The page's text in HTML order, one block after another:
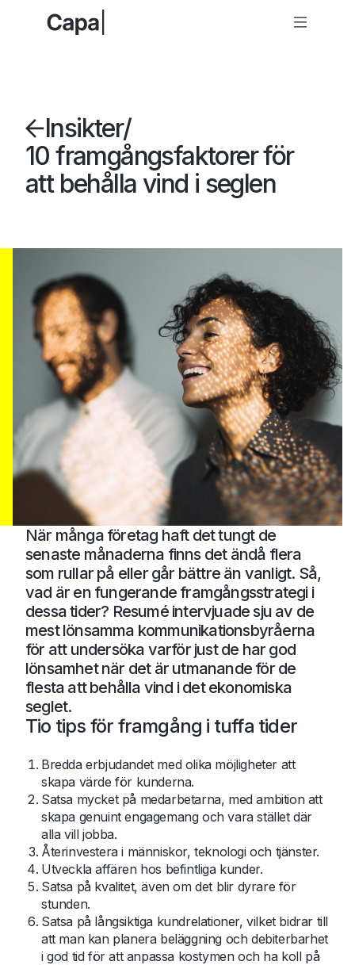
Insikter/
10 framgångsfaktorer för
att behålla vind i seglen
När många företag haft det tungt de
senaste månaderna finns det ändå flera
som rullar på eller går bättre än vanligt. Så,
vad är en fungerande framgångsstrategi i
dessa tider? Resumé intervjuade sju av de
mest lönsamma kommunikationsbyråerna
för att undersöka varför just de har god
lönsamhet när det är utmanande för de
flesta att behålla vind i det ekonomiska
seglet.
Tio tips för framgång i tuffa tider
Bredda erbjudandet med olika möjligheter att
skapa värde för kunderna.
Satsa mycket på medarbetarna, med ambition att
skapa genuint engagemang och vara stället där
alla vill jobba.
Återinvestera i människor, teknologi och tjänster.
Utveckla affären hos befintliga kunder.
Satsa på kvalitet, även om det blir dyrare för
stunden.
Satsa på långsiktiga kundrelationer, vilket bidrar till
att man kan planera beläggning och debiterbarhet
i god tid för att anpassa kostymen och ha koll på